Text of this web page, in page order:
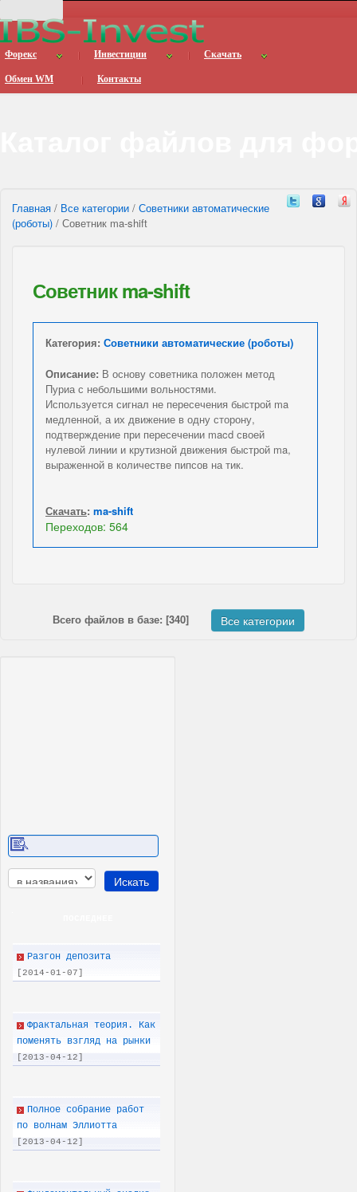
Форекс Инвестиции Скачать
Обмен WM Контакты
Главная / Все категории / Советники автоматические
(роботы) / Советник ma-shift
Советник ma-shift
Категория: Советники автоматические (роботы)
Описание: В основу советника положен метод
Пуриа с небольшими вольностями.
Используется сигнал не пересечения быстрой ma
медленной, а их движение в одну сторону,
подтверждение при пересечении macd своей
нулевой линии и крутизной движения быстрой ma,
выраженной в количестве пипсов на тик.
Скачать: ma-shift
Переходов: 564
Всего файлов в базе: [340] Все категории
Разгон депозита
[2014-01-07]
Фрактальная теория. Как
поменять взгляд на рынки
[2013-04-12]
Полное собрание работ
по волнам Эллиотта
[2013-04-12]